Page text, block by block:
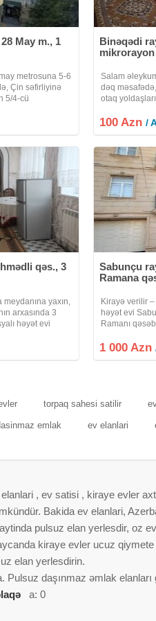
May m., 1
metrosuna 5-6
Çin səfirliyinə
5/4-cü
içində olan 20
Binəqədi
Salam
dəq
otaq
(1 otaqda 3
100 Azn/
qəs., 3
yaxın,
arxasında 3
həyət evi
var.Suyu, işıqı,
Sabunçu
Ramana
Kirayə verilir
həyət evi
Ramanı
evi
1 000 Azn
torpaq sahesi satilir
emlak ev elanlari
, ev satisi , kiraye evler
Bakida ev elanlari,
pulsuz elan yerlesdir, oz
kiraye evler ucuz
elan yerlesdirin.
daşınmaz əmlak
a: 0